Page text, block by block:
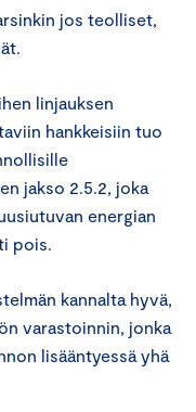
jos teolliset,
linjauksen
hankkeisiin tuo
jakso 2.5.2, joka
energian
pois.
kannalta hyvä,
varastoinnin, jonka
lisääntyessä yhä